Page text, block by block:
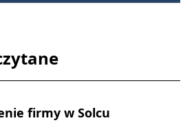
firmy w Solcu